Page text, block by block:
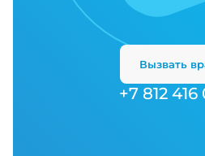
Вызвать
+7 812 416